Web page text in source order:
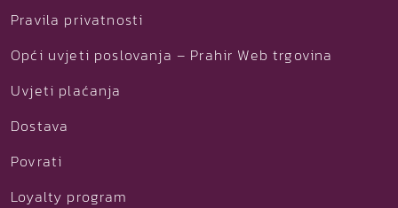
Pravila privatnosti
Opći uvjeti poslovanja – Prahir Web trgovina
Uvjeti plaćanja
Dostava
Povrati
Loyalty program